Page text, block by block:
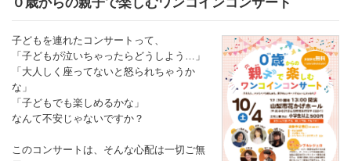
子どもを連れたコンサートって、
「子どもが泣いちゃったらどうしよう…」
「大人しく座ってないと怒られちゃうか
な」
「子どもでも楽しめるかな」
なんて不安じゃないですか？
このコンサートは、そんな心配は一切ご無